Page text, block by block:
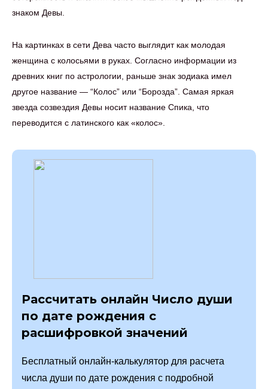
знаком Девы.
На картинках в сети Дева часто выглядит как молодая
женщина с колосьями в руках. Согласно информации из
древних книг по астрологии, раньше знак зодиака имел
другое название — “Колос” или “Борозда”. Самая яркая
звезда созвездия Девы носит название Спика, что
переводится с латинского как «колос».
Рассчитать онлайн Число души
по дате рождения с
расшифровкой значений
Бесплатный онлайн-калькулятор для расчета
числа души по дате рождения с подробной